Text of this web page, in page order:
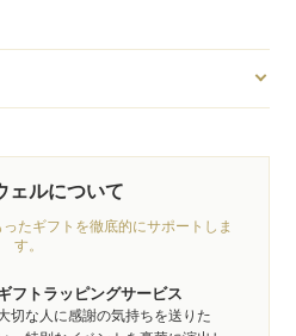
ェルについて
たギフトを徹底的にサポートしま
す。
フトラッピングサービス
切な人に感謝の気持ちを送りた